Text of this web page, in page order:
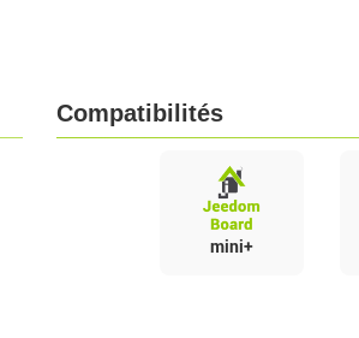
Compatibilités
mini+